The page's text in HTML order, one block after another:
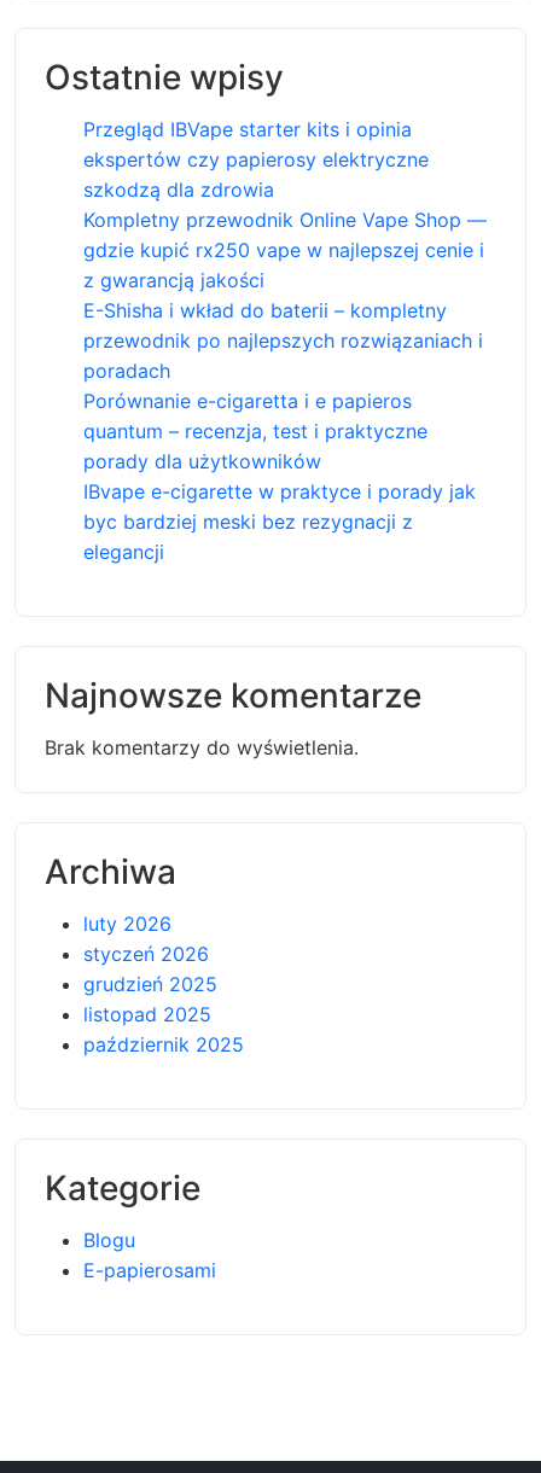
Ostatnie wpisy
Przegląd IBVape starter kits i opinia
ekspertów czy papierosy elektryczne
szkodzą dla zdrowia
Kompletny przewodnik Online Vape Shop —
gdzie kupić rx250 vape w najlepszej cenie i
z gwarancją jakości
E-Shisha i wkład do baterii – kompletny
przewodnik po najlepszych rozwiązaniach i
poradach
Porównanie e-cigaretta i e papieros
quantum – recenzja, test i praktyczne
porady dla użytkowników
IBvape e-cigarette w praktyce i porady jak
byc bardziej meski bez rezygnacji z
elegancji
Najnowsze komentarze
Brak komentarzy do wyświetlenia.
Archiwa
luty 2026
styczeń 2026
grudzień 2025
listopad 2025
październik 2025
Kategorie
Blogu
E-papierosami